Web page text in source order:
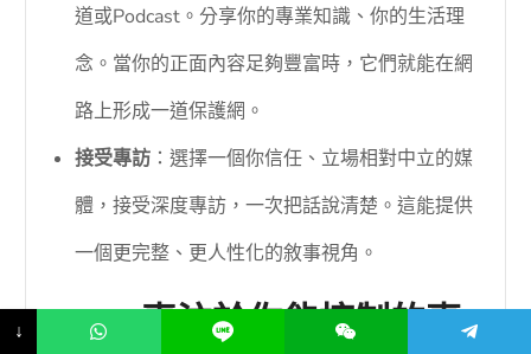
道或Podcast。分享你的專業知識、你的生活理
念。當你的正面內容足夠豐富時，它們就能在網
路上形成一道保護網。
接受專訪 ：選擇一個你信任、立場相對中立的媒
體，接受深度專訪，一次把話說清楚。這能提供
一個更完整、更人性化的敘事視角。
3.3.2 專注於你能控制的事
↓